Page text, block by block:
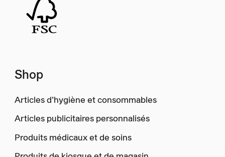
Shop
Articles d’hygiène et consommables
Articles publicitaires personnalisés
Produits médicaux et de soins